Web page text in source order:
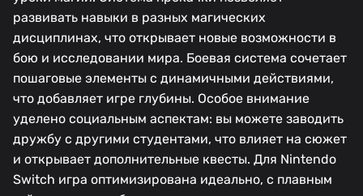
развивать навыки в разных магических
дисциплинах, что открывает новые возможности в
бою и исследовании мира. Боевая система сочетает
пошаговые элементы с динамичными действиями,
что добавляет игре глубины. Особое внимание
уделено социальным аспектам: вы можете заводить
дружбу с другими студентами, что влияет на сюжет
и открывает дополнительные квесты. Для Nintendo
Switch игра оптимизирована идеально, с плавным